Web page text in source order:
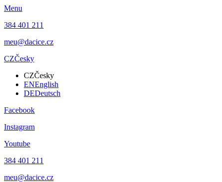
Menu
384 401 211
meu@dacice.cz
CZČesky
CZČesky
ENEnglish
DEDeutsch
Facebook
Instagram
Youtube
384 401 211
meu@dacice.cz